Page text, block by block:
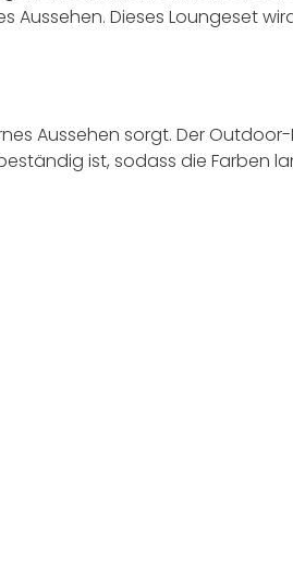
Dieses Loungeset
Aussehen sorgt. Der
ist, sodass die Farben